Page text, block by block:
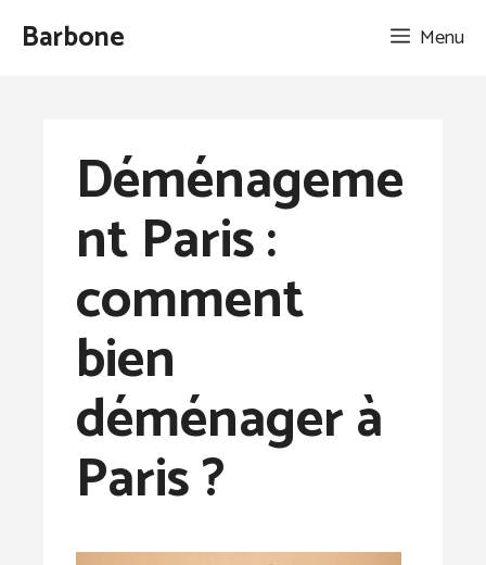
AllerBarbone Menu
Déménageme
nt Paris :
comment
bien
déménager à
Paris ?